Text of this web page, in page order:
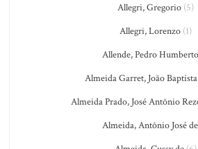
Allegri, Gregorio (5)
Allegri, Lorenzo (1)
Allende, Pedro Humberto
Almeida Garret, João
Almeida Prado, José Antônio
Almeida, Antônio José de